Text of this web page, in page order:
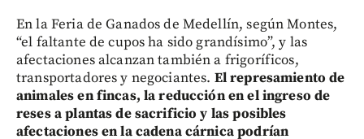
En la Feria de Ganados de Medellín, según Montes,
“el faltante de cupos ha sido grandísimo”, y las
afectaciones alcanzan también a frigoríficos,
transportadores y negociantes. El represamiento de
animales en fincas, la reducción en el ingreso de
reses a plantas de sacrificio y las posibles
afectaciones en la cadena cárnica podrían